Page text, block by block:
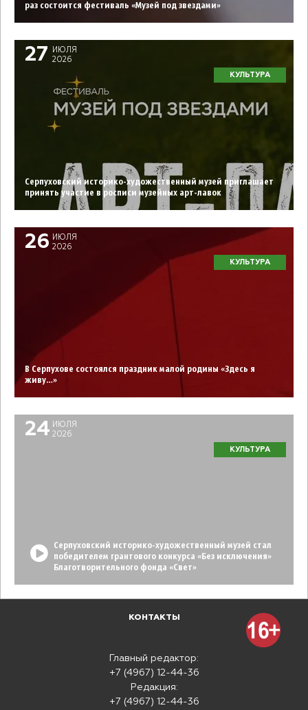
раз состоится фестиваль «Музей под звездами»
27
ИЮЛЯ
2026
КУЛЬТУРА
Серпуховский историко-художественный музей приглашает
принять участие в росписи музейных арт-лавок
26
ИЮЛЯ
2026
КУЛЬТУРА
В Серпухове состоялся праздник малой родины «Здесь я
живу…»
24 ИЮЛЯ
2026
КУЛЬТУРА
Серпуховский историко-художественный музей стал
победителем грантового конкурса «Без исключения»
Благотворительного фонда «Свет»
КОНТАКТЫ
Главный редактор:
+7 (4967) 12-44-36
Редакция:
+7 (4967) 12-44-36